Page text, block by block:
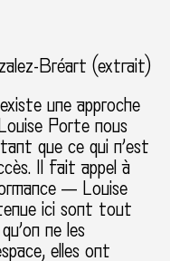
Bréart (extrait)
une approche
Porte nous
que ce qui n’est
Il fait appel à
— Louise
ici sont tout
ne les
elles ont